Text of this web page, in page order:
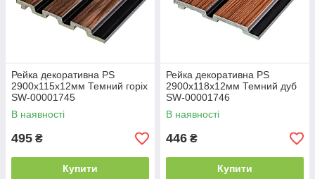
Рейка декоративна PS
2900х115х12мм Темний горіх
SW-00001745
В наявності
495 ₴
Купити
Рейка декоративна PS
2900х118х12мм Темний дуб
SW-00001746
В наявності
446 ₴
Купити